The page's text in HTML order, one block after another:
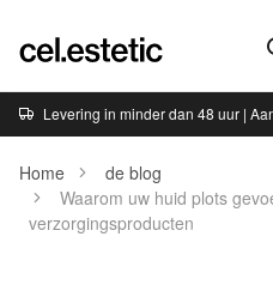
Levering in minder dan 48 uur |
Home
de blog
Waarom uw huid plots
verzorgingsproducten